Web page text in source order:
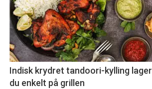
-
section
11
Indisk krydret tandoori-kylling lager
du enkelt på grillen